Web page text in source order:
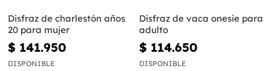
Disfraz de charlestón años
20 para mujer
$ 141.950
DISPONIBLE
Disfraz de vaca onesie para
adulto
$ 114.650
DISPONIBLE